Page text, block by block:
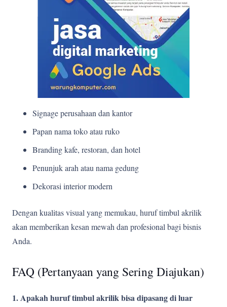
Signage perusahaan dan kantor
Papan nama toko atau ruko
Branding kafe, restoran, dan hotel
Penunjuk arah atau nama gedung
Dekorasi interior modern
Dengan kualitas visual yang memukau, huruf timbul akrilik
akan memberikan kesan mewah dan profesional bagi bisnis
Anda.
FAQ (Pertanyaan yang Sering Diajukan)
1. Apakah huruf timbul akrilik bisa dipasang di luar